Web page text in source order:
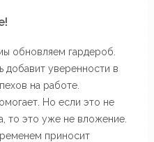
обновляем гардероб.
добавит уверенности в
на работе.
Но если это не
то это уже не вложение.
приносит